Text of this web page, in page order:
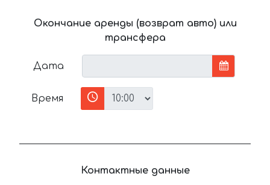
Окончание аренды (возврат авто) или
трансфера
Дата
Время
Контактные данные